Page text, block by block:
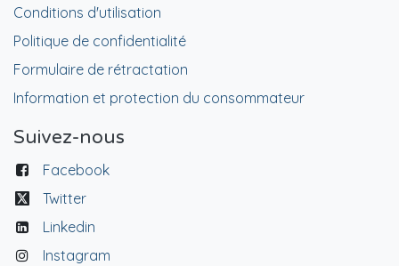
Conditions d'utilisation
Politique de confidentialité
Formulaire de rétractation
Information et protection du consommateur
Suivez-nous
Facebook
Twitter
Linkedin
Instagram